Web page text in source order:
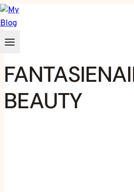
Zum
Inhalt
springen
BEAUTY